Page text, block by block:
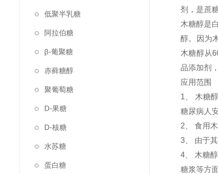
低聚半乳糖
阿拉伯糖
β-葡聚糖
赤藓糖醇
聚葡萄糖
D-果糖
D-核糖
水苏糖
蛋白糖
剂，是蔗
木糖醇是
醇。因为
木糖醇从
品添加剂
应用范围
1、 木糖
糖尿病人
2、 食用
3、 由于
4、 木糖
糖浆等方